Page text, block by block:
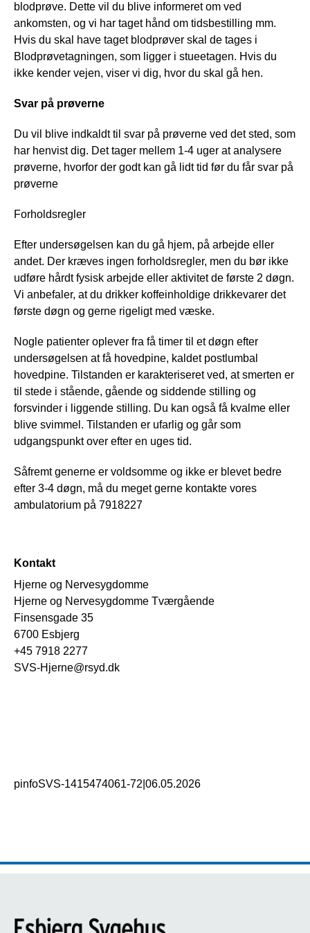
blodprøve. Dette vil du blive informeret om ved
ankomsten, og vi har taget hånd om tidsbestilling mm.
Hvis du skal have taget blodprøver skal de tages i
Blodprøvetagningen, som ligger i stueetagen. Hvis du
ikke kender vejen, viser vi dig, hvor du skal gå hen.
Svar på prøverne
Du vil blive indkaldt til svar på prøverne ved det sted, som
har henvist dig. Det tager mellem 1-4 uger at analysere
prøverne, hvorfor der godt kan gå lidt tid før du får svar på
prøverne
Forholdsregler
Efter undersøgelsen kan du gå hjem, på arbejde eller
andet. Der kræves ingen forholdsregler, men du bør ikke
udføre hårdt fysisk arbejde eller aktivitet de første 2 døgn.
Vi anbefaler, at du drikker koffeinholdige drikkevarer det
første døgn og gerne rigeligt med væske.
Nogle patienter oplever fra få timer til et døgn efter
undersøgelsen at få hovedpine, kaldet postlumbal
hovedpine. Tilstanden er karakteriseret ved, at smerten er
til stede i stående, gående og siddende stilling og
forsvinder i liggende stilling. Du kan også få kvalme eller
blive svimmel. Tilstanden er ufarlig og går som
udgangspunkt over efter en uges tid.
Såfremt generne er voldsomme og ikke er blevet bedre
efter 3-4 døgn, må du meget gerne kontakte vores
ambulatorium på 7918227
Kontakt
Hjerne og Nervesygdomme
Hjerne og Nervesygdomme Tværgående
Finsensgade 35
6700 Esbjerg
+45 7918 2277
SVS-Hjerne@rsyd.dk
pinfoSVS-1415474061-72 06.05.2026